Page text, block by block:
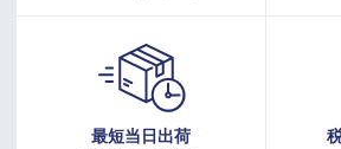
最短当日出荷